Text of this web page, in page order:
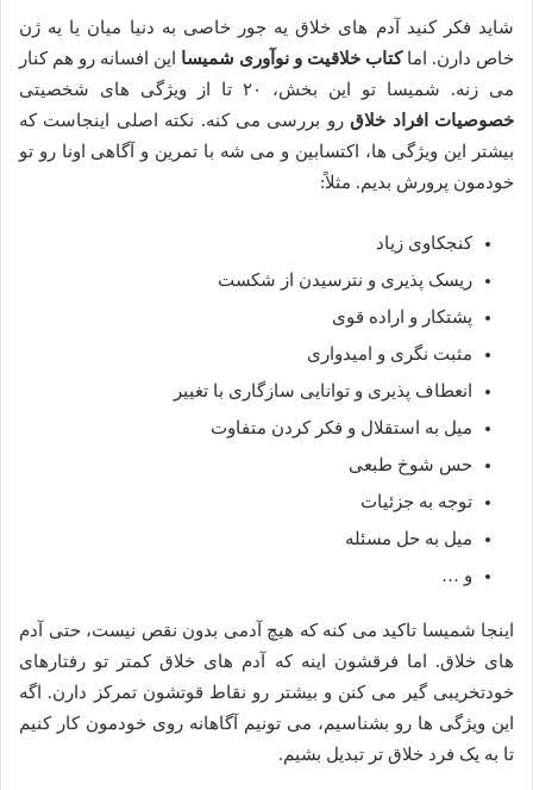
شاید فکر کنید آدم های خلاق یه جور خاصی به دنیا میان یا یه ژن
خاص دارن. اماکتاب خلاقیت و نوآوری شمیسا این افسانه رو هم کنار
می زنه. شمیسا تو این بخش، ۲۰ تا از ویژگی های شخصیتی
خصوصیات افراد خلاقرو بررسی می کنه. نکته اصلی اینجاست که
بیشتر این ویژگی ها، اکتسابین و می شه با تمرین و آگاهی اونا رو تو
خودمون پرورش بدیم. مثلاً:
کنجکاوی زیاد
ریسک پذیری و نترسیدن از شکست
پشتکار و اراده قوی
مثبت نگری و امیدواری
انعطاف پذیری و توانایی سازگاری با تغییر
میل به استقلال و فکر کردن متفاوت
حس شوخ طبعی
توجه به جزئیات
میل به حل مسئله
و …
اینجا شمیسا تاکید می کنه که هیچ آدمی بدون نقص نیست، حتی آدم
های خلاق. اما فرقشون اینه که آدم های خلاق کمتر تو رفتارهای
خودتخریبی گیر می کنن و بیشتر رو نقاط قوتشون تمرکز دارن. اگه
این ویژگی ها رو بشناسیم، می تونیم آگاهانه روی خودمون کار کنیم
تا به یک فرد خلاق تر تبدیل بشیم.